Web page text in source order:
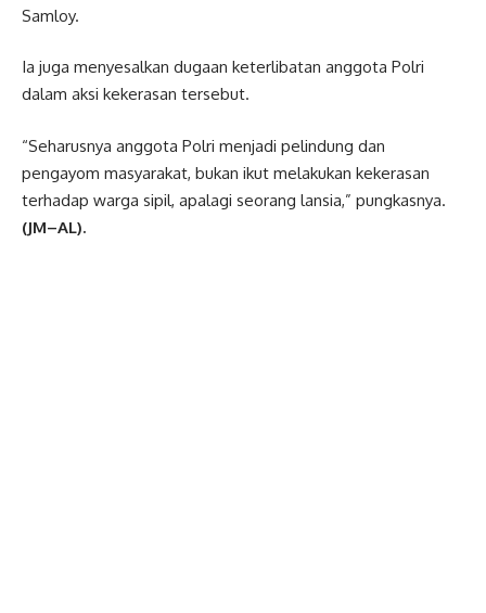
Samloy.
Ia juga menyesalkan dugaan keterlibatan anggota Polri
dalam aksi kekerasan tersebut.
“Seharusnya anggota Polri menjadi pelindung dan
pengayom masyarakat, bukan ikut melakukan kekerasan
terhadap warga sipil, apalagi seorang lansia,” pungkasnya.
(JM–AL).